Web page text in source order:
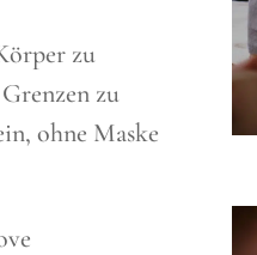
zu
zu
ohne Maske